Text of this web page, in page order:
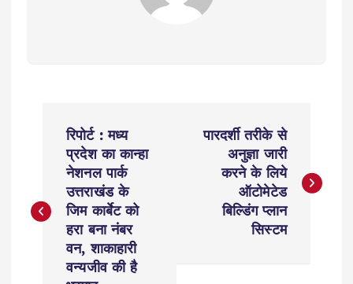
s
रिपोर्ट : मध्य
प्रदेश का कान्हा
नेशनल पार्क
उत्तराखंड के
जिम कार्बेट को
हरा बना नंबर
वन, शाकाहारी
वन्यजीव की है
पारदर्शी तरीके से
अनुज्ञा जारी
करने के लिये
ऑटोमेटेड
बिल्डिंग प्लान
सिस्टम